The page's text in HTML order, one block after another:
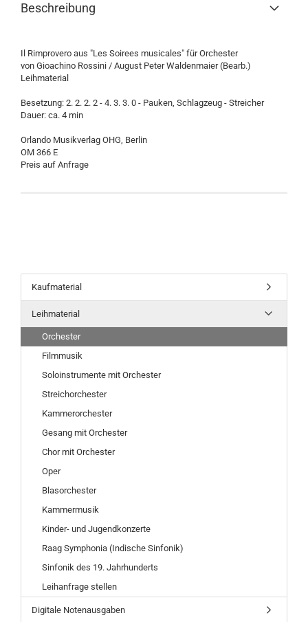
Beschreibung
Il Rimprovero aus "Les Soirees musicales" für Orchester
von Gioachino Rossini / August Peter Waldenmaier (Bearb.)
Leihmaterial
Besetzung: 2. 2. 2. 2 - 4. 3. 3. 0 - Pauken, Schlagzeug - Streicher
Dauer: ca. 4 min
Orlando Musikverlag OHG, Berlin
OM 366 E
Preis auf Anfrage
Kaufmaterial
Leihmaterial
Orchester
Filmmusik
Soloinstrumente mit Orchester
Streichorchester
Kammerorchester
Gesang mit Orchester
Chor mit Orchester
Oper
Blasorchester
Kammermusik
Kinder- und Jugendkonzerte
Raag Symphonia (Indische Sinfonik)
Sinfonik des 19. Jahrhunderts
Leihanfrage stellen
Digitale Notenausgaben